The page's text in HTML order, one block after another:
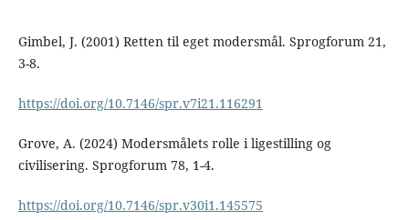
Gimbel, J. (2001) Retten til eget modersmål. Sprogforum 21,
3-8.
https://doi.org/10.7146/spr.v7i21.116291
Grove, A. (2024) Modersmålets rolle i ligestilling og
civilisering. Sprogforum 78, 1-4.
https://doi.org/10.7146/spr.v30i1.145575